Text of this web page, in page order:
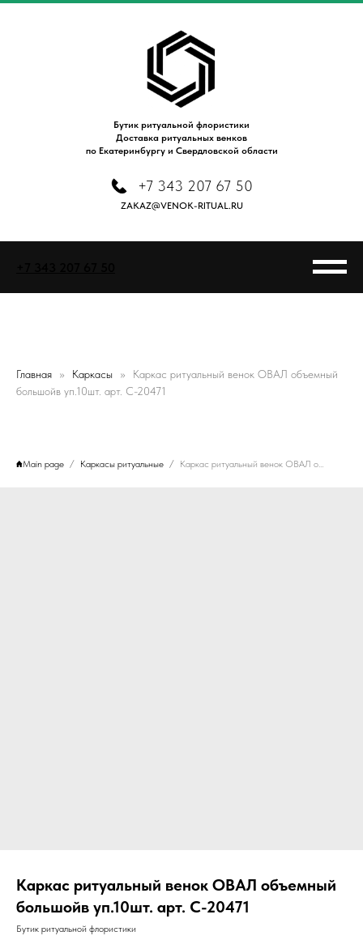
Бутик ритуальной флористики
Доставка ритуальных венков
по Екатеринбургу и Свердловской области
+7 343 207 67 50
ZAKAZ@VENOK-RITUAL.RU
Главная Каркасы
Каркас ритуальный венок ОВАЛ объемный
большойв уп.10шт. арт. C-20471
Main page Каркасы ритуальные Каркас ритуальный венок ОВАЛ объемный большойв уп.10шт. арт. C-20471
Каркас ритуальный венок ОВАЛ объемный
большойв уп.10шт. арт. C-20471
Бутик ритуальной флористики